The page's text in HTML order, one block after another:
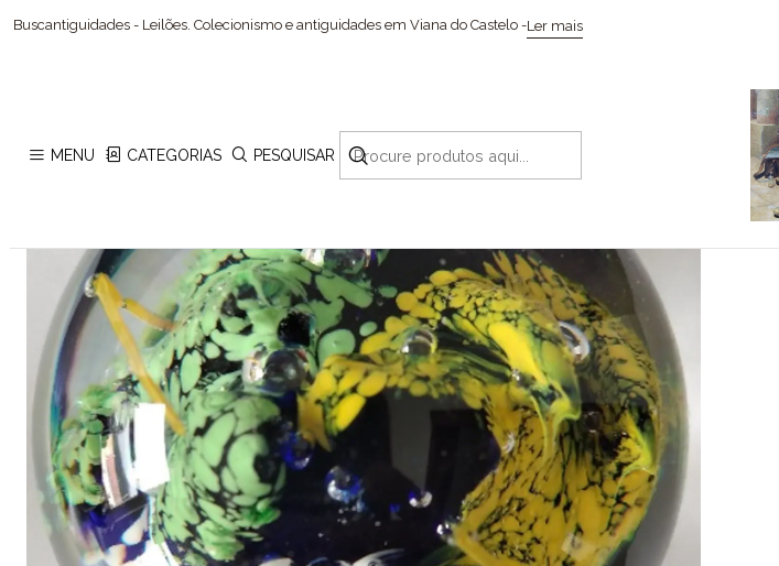
MENU CATEGORIAS PESQUISAR
Buscantiguidades - Leilões. Colecionismo e antiguidades em Viana do Castelo -Ler mais